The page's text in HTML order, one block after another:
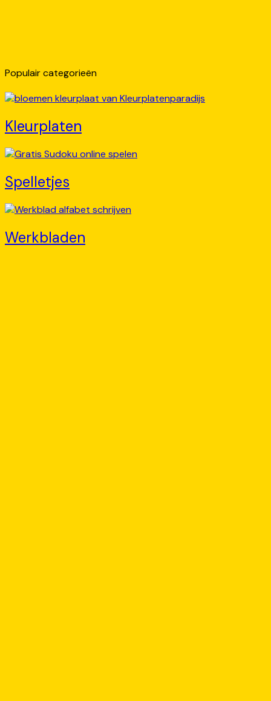
Populair categorieën
Kleurplaten
Spelletjes
Werkbladen